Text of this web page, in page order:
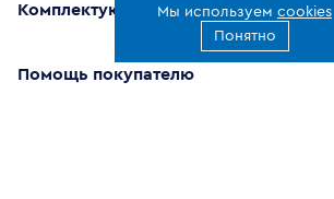
Мы используем cookies
Понятно
Комплектующие
Помощь покупателю